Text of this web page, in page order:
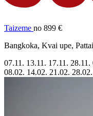
Taizeme no 899 €
Bangkoka, Kvai upe,
07.11. 13.11. 17.11. 28.11.
08.02. 14.02. 21.02. 28.02.